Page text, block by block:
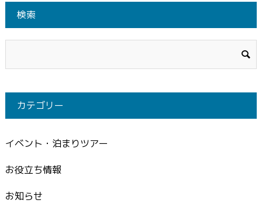
検索
カテゴリー
イベント・泊まりツアー
お役立ち情報
お知らせ